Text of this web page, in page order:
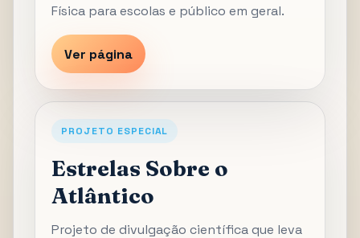
Física para escolas e público em geral.
Ver página
PROJETO ESPECIAL
Estrelas Sobre o
Atlântico
Projeto de divulgação científica que leva